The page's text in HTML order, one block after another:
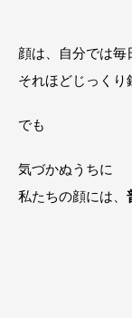
顔は、自分では毎
それほどじっくり
でも
気づかぬうちに
私たちの顔には、